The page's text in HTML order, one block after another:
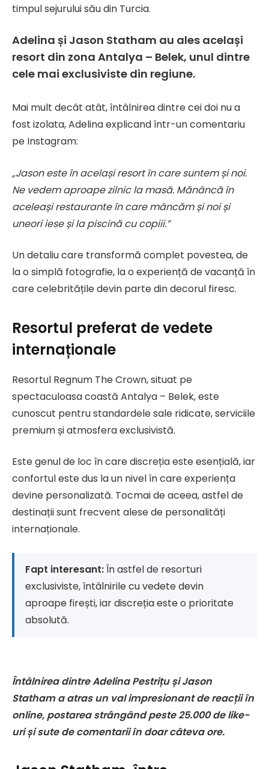
timpul sejurului său din Turcia.
Adelina și Jason Statham au ales același
resort din zona Antalya – Belek, unul dintre
cele mai exclusiviste din regiune.
Mai mult decât atât, întâlnirea dintre cei doi nu a
fost izolata, Adelina explicand într-un comentariu
pe Instagram:
„Jason este în același resort în care suntem și noi.
Ne vedem aproape zilnic la masă. Mănâncă în
aceleași restaurante în care mâncăm și noi și
uneori iese și la piscină cu copiii.”
Un detaliu care transformă complet povestea, de
la o simplă fotografie, la o experiență de vacanță în
care celebritățile devin parte din decorul firesc.
Resortul preferat de vedete
internaționale
Resortul Regnum The Crown, situat pe
spectaculoasa coastă Antalya – Belek, este
cunoscut pentru standardele sale ridicate, serviciile
premium și atmosfera exclusivistă.
Este genul de loc în care discreția este esențială, iar
confortul este dus la un nivel în care experiența
devine personalizată. Tocmai de aceea, astfel de
destinații sunt frecvent alese de personalități
internaționale.
Fapt interesant:În astfel de resorturi
exclusiviste, întâlnirile cu vedete devin
aproape firești, iar discreția este o prioritate
absolută.
Întâlnirea dintre Adelina Pestrițu și Jason
Statham a atras un val impresionant de reacții în
online, postarea strângând peste 25.000 de like-
uri și sute de comentarii în doar câteva ore.